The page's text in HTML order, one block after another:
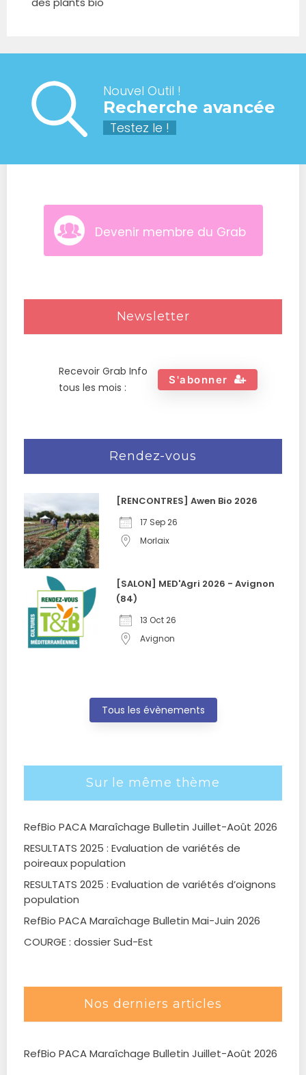
Nouvel Outil !
Recherche avancée
Testez le !
Devenir membre du Grab
Newsletter
Recevoir Grab Info
tous les mois :
S'abonner
Rendez-vous
[RENCONTRES] Awen Bio 2026
17 Sep 26
Morlaix
[SALON] MED'Agri 2026 - Avignon
(84)
13 Oct 26
Avignon
Tous les évènements
Sur le même thème
RefBio PACA Maraîchage Bulletin Juillet-Août 2026
RESULTATS 2025 : Evaluation de variétés de
poireaux population
RESULTATS 2025 : Evaluation de variétés d’oignons
population
RefBio PACA Maraîchage Bulletin Mai-Juin 2026
COURGE : dossier Sud-Est
Nos derniers articles
RefBio PACA Maraîchage Bulletin Juillet-Août 2026